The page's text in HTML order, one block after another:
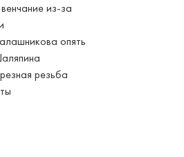
из-за
опять
резьба